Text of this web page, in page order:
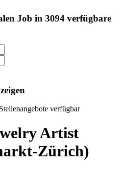
Job in 3094 verfügbare
verfügbar
Artist
Zürich)